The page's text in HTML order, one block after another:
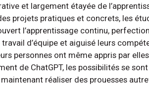
et largement étayée de
projets pratiques et concrets, les
l’apprentissage continu,
d’équipe et aiguisé leurs
personnes ont même appris par
de ChatGPT, les possibilités se
réaliser des prouesses